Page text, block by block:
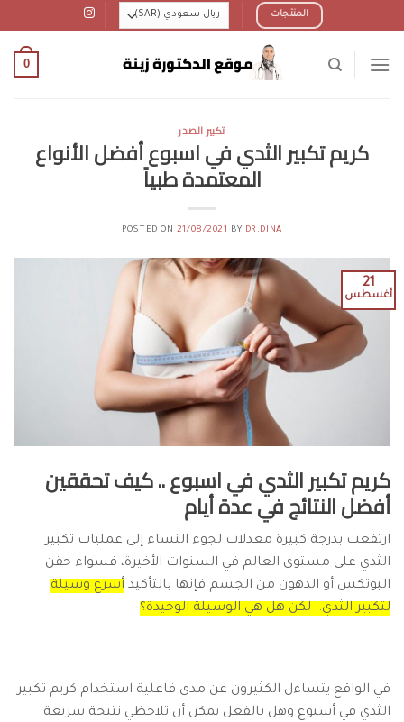
to
المنتجات
0
تكبير الصدر
كريم تكبير الثدي في اسبوع أفضل الأنواع
المعتمدة طبياً
POSTED ON 21/08/2021 BY DR.DINA
21
أغسطس
كريم تكبير الثدي في اسبوع .. كيف تحققين
أفضل النتائج في عدة أيام
ارتفعت بدرجة كبيرة معدلات لجوء النساء إلى عمليات تكبير
الثدي على مستوى العالم في السنوات الأخيرة، فسواء حقن
البوتكس أو الدهون من الجسم فإنها بالتأكيد أسرع وسيلة
لتكبير الثدي.. لكن هل هي الوسيلة الوحيدة؟
في الواقع يتساءل الكثيرون عن مدى فاعلية استخدام كريم تكبير
الثدي في أسبوع وهل بالفعل يمكن أن تلاحظي نتيجة سريعة